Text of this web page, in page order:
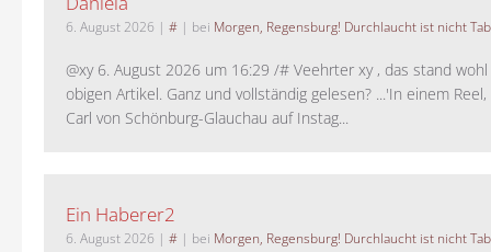
6. August 2026 | # | bei Morgen, Regensburg! Durchlaucht ist nicht
@xy 6. August 2026 um 16:29 /# Veehrter xy , das stand
obigen Artikel. Ganz und vollständig gelesen? ...'In einem
Carl von Schönburg-Glauchau auf Instag...
Ein Haberer2
6. August 2026 | # | bei Morgen, Regensburg! Durchlaucht ist nicht